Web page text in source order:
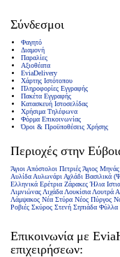
Σύνδεσμοι
Φαγητό
Διαμονή
Παραλίες
Αξιοθέατα
EviaDelivery
Χάρτης Ιστότοπου
Πληροφορίες Εγγραφής
Πακέτα Εγγραφής
Κατασκευή Ιστοσελίδας
Χρήσιμα Τηλέφωνα
Φόρμα Επικοινωνίας
Όροι & Προϋποθέσεις Xρήσης
Περιοχές στην
Άγιοι Απόστολοι ΠετριέςΆγιος Μηνάς
Αυλίδα Αυλωνάρι Αχλάδι Βασιλικά
Ελληνικά Ερέτρια ΖάρακεςΉλια
Λιμνιώνας Λιχάδα Λουκίσια Λουτρά
Λάμψακος Νέα Στύρα Νέος Πύργος
Ροβιές Σκύρος Στενή Σηπιάδα Φύλλα
Επικοινωνία με
επιχειρήσεων: